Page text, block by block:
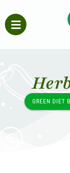
GREEN DIET